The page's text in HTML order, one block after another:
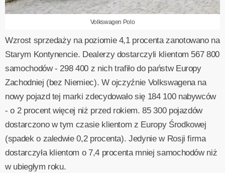
Volkswagen Polo
Wzrost sprzedaży na poziomie 4,1 procenta zanotowano na
Starym Kontynencie. Dealerzy dostarczyli klientom 567 800
samochodów - 298 400 z nich trafiło do państw Europy
Zachodniej (bez Niemiec). W ojczyźnie Volkswagena na
nowy pojazd tej marki zdecydowało się 184 100 nabywców
- o 2 procent więcej niż przed rokiem. 85 300 pojazdów
dostarczono w tym czasie klientom z Europy Środkowej
(spadek o zaledwie 0,2 procenta). Jedynie w Rosji firma
dostarczyła klientom o 7,4 procenta mniej samochodów niż
w ubiegłym roku.